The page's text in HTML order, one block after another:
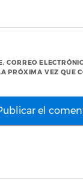
CORREO
PRÓXIMA VEZ QUE